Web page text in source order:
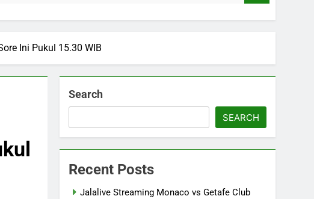
Ini Pukul 15.30 WIB
Search
SEARCH
Recent Posts
Jalalive Streaming Monaco vs Getafe Club